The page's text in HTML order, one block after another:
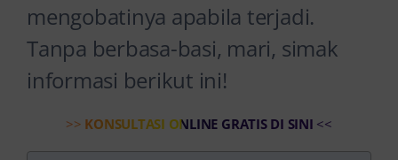
mengobatinya apabila terjadi.
Tanpa berbasa-basi, mari, simak
informasi berikut ini!
>> KONSULTASI ONLINE GRATIS DI SINI <<